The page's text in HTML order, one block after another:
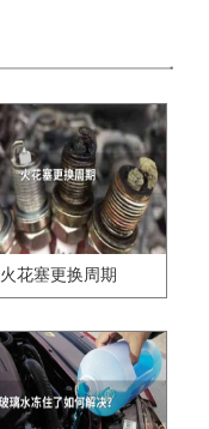
火花塞更换周期